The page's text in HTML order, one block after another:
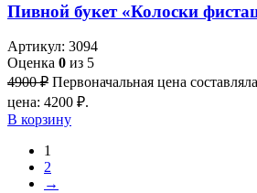
Пивной букет «Колоски
Артикул: 3094
Оценка 0 из 5
4900₽ Первоначальная цена
цена: 4200 ₽.
В корзину
1
2
→